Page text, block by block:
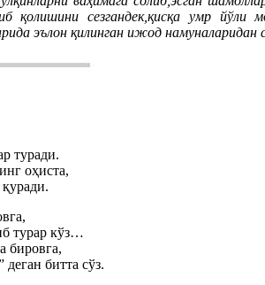
қолишини сезгандек,қисқа умр
эълон қилинган ижод
туради.
оҳиста,
турар кўз…
бировга,
битта сўз.